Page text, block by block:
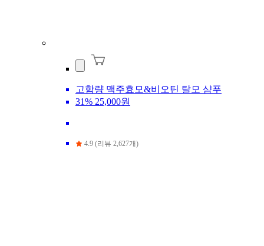
고함량 맥주효모&비오틴 탈모 샴푸
31% 25,000원
4.9 (리뷰 2,627개)